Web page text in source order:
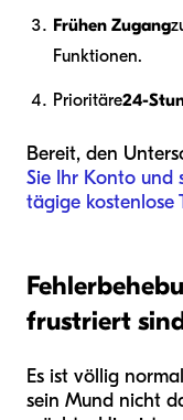
Frühen Zugang
Funktionen.
Prioritäre24-
Bereit, den
Sie Ihr Konto und
tägige kostenlose
frustriert
Es ist völlig
sein Mund nicht